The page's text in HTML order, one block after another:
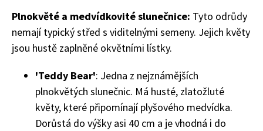
Plnokvěté a medvídkovité slunečnice: Tyto odrůdy
nemají typický střed s viditelnými semeny. Jejich květy
jsou hustě zaplněné okvětními lístky.
'Teddy Bear': Jedna z nejznámějších
plnokvětých slunečnic. Má husté, zlatožluté
květy, které připomínají plyšového medvídka.
Dorůstá do výšky asi 40 cm a je vhodná i do